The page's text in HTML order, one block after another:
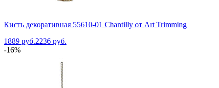
Кисть декоративная 55610-01 Chantilly от Art Trimming
1889 руб.2236 руб.
-16%